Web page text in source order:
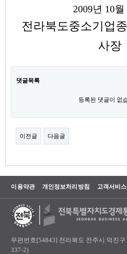
2009년 10월
전라북도중소기업
사장
댓글목록
등록된 댓글이 없
이전글 다음글
이용약관 개인정보처리방침 고객서비
우편번호[54843] 전라북도 전주시 덕진
337-2)